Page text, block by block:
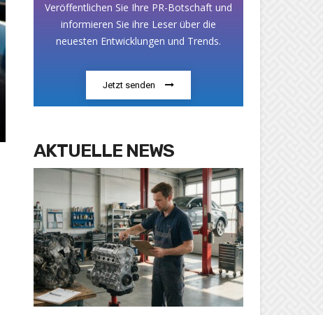
Veröffentlichen Sie Ihre PR-Botschaft und
informieren Sie ihre Leser über die
neuesten Entwicklungen und Trends.
Jetzt senden
AKTUELLE NEWS